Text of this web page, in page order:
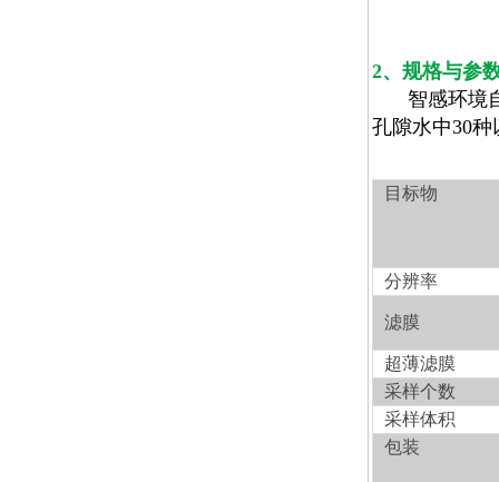
2、规格与参
智感环境
孔隙水中30种
目标物
分辨率
滤膜
超薄滤膜
采样个数
采样体积
包装